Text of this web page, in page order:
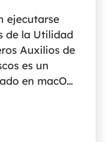
ejecutarse
de la Utilidad
Auxilios de
es un
en macOS
fallos del
Lee este